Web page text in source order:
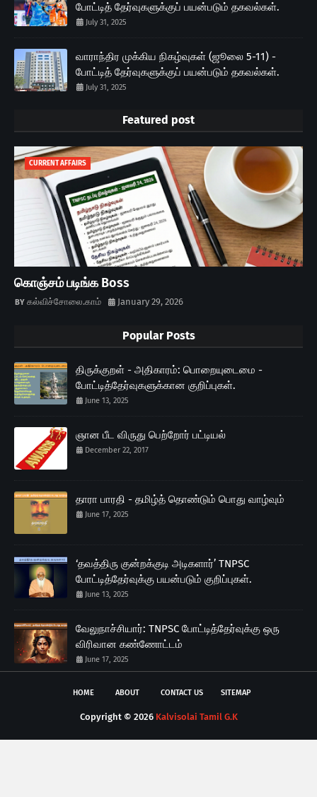
போட்டித் தேர்வுகளுக்குப் பயன்படும் தகவல்கள்.
July 31, 2025
வாராந்திர முக்கிய நிகழ்வுகள் (ஜூலை 5-11) -
போட்டித் தேர்வுகளுக்குப் பயன்படும் தகவல்கள்.
July 31, 2025
Featured post
CURRENT AFFAIRS
கொஞ்சம் படிங்க Boss
கல்விச்சோலை.காம் January 29, 2026
Popular Posts
திருக்குறள் - அதிகாரம்: பொறையுடைமை -
போட்டித்தேர்வுகளுக்கான குறிப்புகள்.
June 13, 2025
ஞான பீட விருது பெற்றோர் பட்டியல்
December 22, 2017
தாரா பாரதி - தமிழ்த் தொண்டும் பொது வாழ்வும்
June 17, 2025
‘தவத்திரு குன்றக்குடி அடிகளார்’ TNPSC
போட்டித்தேர்வுக்கு பயன்படும் குறிப்புகள்.
June 13, 2025
வேலுநாச்சியார்: TNPSC போட்டித்தேர்வுக்கு ஒரு
விரிவான கண்ணோட்டம்
June 17, 2025
HOME ABOUT CONTACT US SITEMAP
Copyright © 2026 Kalvisolai Tamil G.K